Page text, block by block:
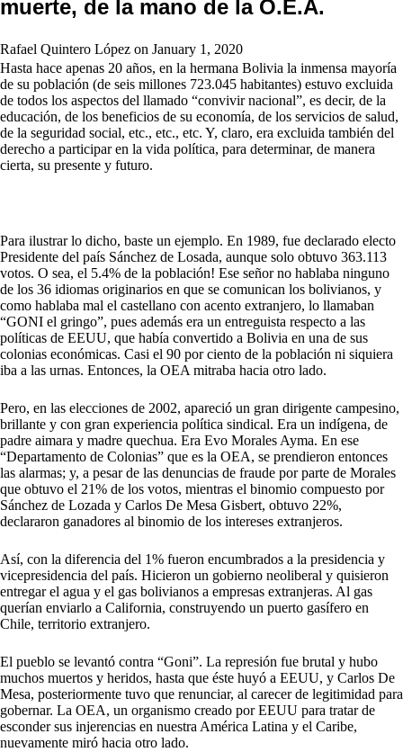
muerte, de la mano de la O.E.A.
Rafael Quintero López on January 1, 2020
Hasta hace apenas 20 años, en la hermana Bolivia la inmensa mayoría
de su población (de seis millones 723.045 habitantes) estuvo excluida
de todos los aspectos del llamado “convivir nacional”, es decir, de la
educación, de los beneficios de su economía, de los servicios de salud,
de la seguridad social, etc., etc., etc. Y, claro, era excluida también del
derecho a participar en la vida política, para determinar, de manera
cierta, su presente y futuro.
Para ilustrar lo dicho, baste un ejemplo. En 1989, fue declarado electo
Presidente del país Sánchez de Losada, aunque solo obtuvo 363.113
votos. O sea, el 5.4% de la población! Ese señor no hablaba ninguno
de los 36 idiomas originarios en que se comunican los bolivianos, y
como hablaba mal el castellano con acento extranjero, lo llamaban
“GONI el gringo”, pues además era un entreguista respecto a las
políticas de EEUU, que había convertido a Bolivia en una de sus
colonias económicas. Casi el 90 por ciento de la población ni siquiera
iba a las urnas. Entonces, la OEA mitraba hacia otro lado.
Pero, en las elecciones de 2002, apareció un gran dirigente campesino,
brillante y con gran experiencia política sindical. Era un indígena, de
padre aimara y madre quechua. Era Evo Morales Ayma. En ese
“Departamento de Colonias” que es la OEA, se prendieron entonces
las alarmas; y, a pesar de las denuncias de fraude por parte de Morales
que obtuvo el 21% de los votos, mientras el binomio compuesto por
Sánchez de Lozada y Carlos De Mesa Gisbert, obtuvo 22%,
declararon ganadores al binomio de los intereses extranjeros.
Así, con la diferencia del 1% fueron encumbrados a la presidencia y
vicepresidencia del país. Hicieron un gobierno neoliberal y quisieron
entregar el agua y el gas bolivianos a empresas extranjeras. Al gas
querían enviarlo a California, construyendo un puerto gasífero en
Chile, territorio extranjero.
El pueblo se levantó contra “Goni”. La represión fue brutal y hubo
muchos muertos y heridos, hasta que éste huyó a EEUU, y Carlos De
Mesa, posteriormente tuvo que renunciar, al carecer de legitimidad para
gobernar. La OEA, un organismo creado por EEUU para tratar de
esconder sus injerencias en nuestra América Latina y el Caribe,
nuevamente miró hacia otro lado.